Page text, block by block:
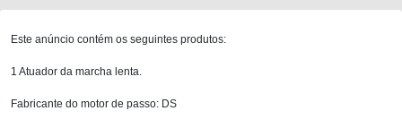
Este anúncio contém os seguintes produtos:
1 Atuador da marcha lenta.
Fabricante do motor de passo: DS